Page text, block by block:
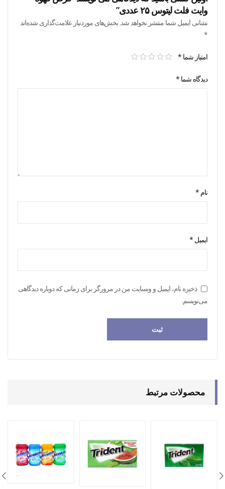
وایت فلت لیتوس ۲۵ عددی”
نشانی ایمیل شما منتشر نخواهد شد. بخش‌های موردنیاز علامت‌گذاری شده‌اند
*
امتیاز شما *
دیدگاه شما *
نام *
ایمیل *
ذخیره نام، ایمیل و وبسایت من در مرورگر برای زمانی که دوباره دیدگاهی
می‌نویسم.
محصولات مرتبط